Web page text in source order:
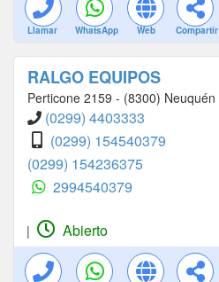
Llamar WhatsApp Web Compartir
RALGO EQUIPOS
Perticone 2159 - (8300) Neuquén
(0299) 4403333
(0299) 154540379
(0299) 154236375
2994540379
| Abierto